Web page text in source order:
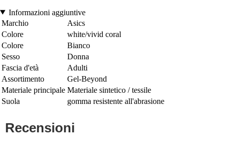
Informazioni aggiuntive
Marchio
Asics
Colore
white/vivid coral
Colore
Bianco
Sesso
Donna
Fascia d'età
Adulti
Assortimento
Gel-Beyond
Materiale principale Materiale sintetico / tessile
Suola
gomma resistente all'abrasione